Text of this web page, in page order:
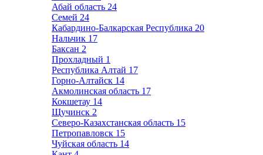
Абай область 24
Семей 24
Кабардино-Балкарская Республика 20
Нальчик 17
Баксан 2
Прохладный 1
Республика Алтай 17
Горно-Алтайск 14
Акмолинская область 17
Кокшетау 14
Щучинск 2
Северо-Казахстанская область 15
Петропавловск 15
Чуйская область 14